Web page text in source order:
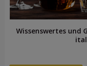
Wissenswertes und